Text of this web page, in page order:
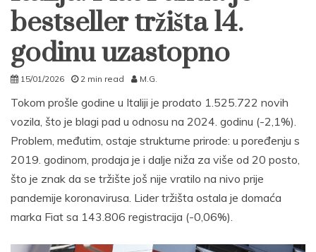
bestseller tržišta 14.
godinu uzastopno
15/01/2026 2 min read M.G.
Tokom prošle godine u Italiji je prodato 1.525.722 novih
vozila, što je blagi pad u odnosu na 2024. godinu (-2,1%).
Problem, međutim, ostaje strukturne prirode: u poređenju s
2019. godinom, prodaja je i dalje niža za više od 20 posto,
što je znak da se tržište još nije vratilo na nivo prije
pandemije koronavirusa. Lider tržišta ostala je domaća
marka Fiat sa 143.806 registracija (-0,06%).